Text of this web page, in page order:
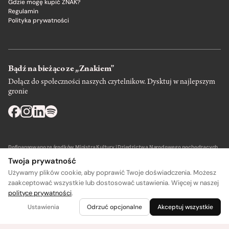
Gdzie mogę kupić ZNAK?
Regulamin
Polityka prywatności
Bądź na bieżąco ze „Znakiem”
Dołącz do społeczności naszych czytelnikow. Dysktuj w najlepszym
gronie
Dofinansowano ze środków Ministra Kultury i Dziedzictwa Narodowego pochodzących
Wydawca: SIW Znak w Krakowie
Twoja prywatność
Używamy plików cookie, aby poprawić Twoje doświadczenia. Możesz
zaakceptować wszystkie lub dostosować ustawienia. Więcej w naszej
polityce prywatności.
Ustawienia Odrzuć opcjonalne Akceptuj wszystkie